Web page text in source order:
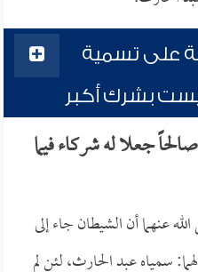
على تسمية
بشرك أكبر
جعلا له شركاء فيما
عنهما أن الشيطان جاء إلى
سمياه عبد الحارث، لئن لم